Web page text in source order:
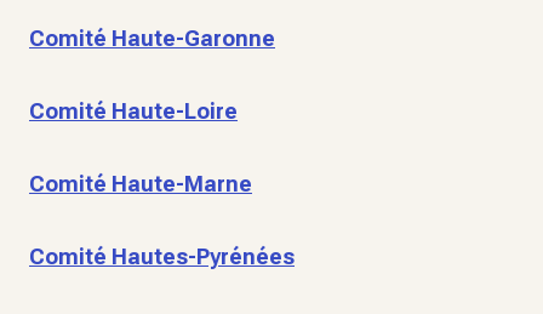
Comité Haute-Garonne
Comité Haute-Loire
Comité Haute-Marne
Comité Hautes-Pyrénées